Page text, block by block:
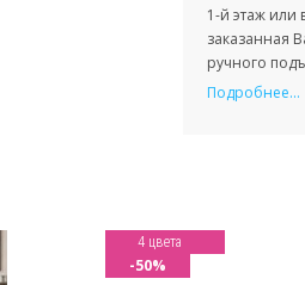
1-й этаж или
заказанная
ручного
Подробнее...
4 цвета
-50%